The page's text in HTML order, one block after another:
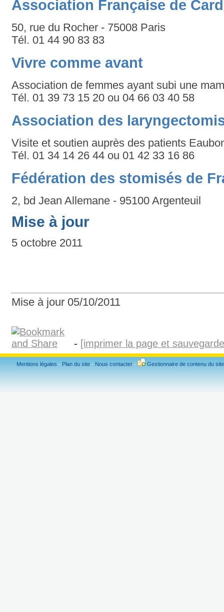
Association Française de
50, rue du Rocher - 75008 Paris
Tél. 01 44 90 83 83
Vivre comme avant
Association de femmes ayant subi une
Tél. 01 39 73 15 20 ou 04 66 03 40 58
Association des
Visite et soutien auprès des patients
Tél. 01 34 14 26 44 ou 01 42 33 16 86
Fédération des stomisés de
2, bd Jean Allemane - 95100 Argenteuil
Mise à jour
5 octobre 2011
Mise à jour 05/10/2011
- [imprimer la page et
Mentions légales - Plan du site - Nous contacter - Gestionnaire de contenu du site